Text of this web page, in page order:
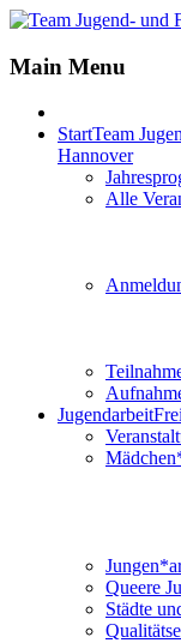
Main Menu
StartTeam
Hannover
Alle
Jugendarbeit
Queere
Städte